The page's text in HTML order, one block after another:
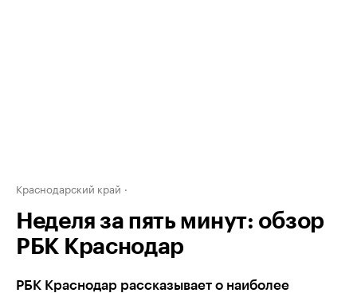
Краснодарский край
Неделя за пять минут: обзор
РБК Краснодар
РБК Краснодар рассказывает о наиболее